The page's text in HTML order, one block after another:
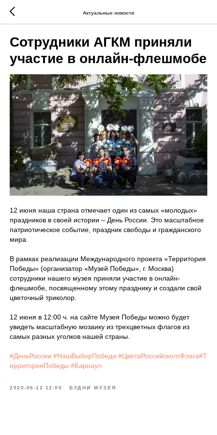
Актуальные новости
Сотрудники АГКМ приняли
участие в онлайн-флешмобе
12 июня наша страна отмечает один из самых «молодых»
праздников в своей истории – День России. Это масштабное
патриотическое событие, праздник свободы и гражданского
мира.
В рамках реализации Международного проекта «Территория
Победы» (организатор «Музей Победы», г. Москва)
сотрудники нашего музея приняли участие в онлайн-
флешмобе, посвященному этому празднику и создали свой
цветочный триколор.
12 июня в 12:00 ч. на сайте Музея Победы можно будет
увидеть масштабную мозаику из трехцветных флагов из
самых разных уголков нашей страны.
#ДеньРоссии #НашВыборПобеда #ЦветаРоссийскогоФлага#Т
ерриторияПобеды #Барнаул
2020-06-12 12:00 БУДНИ МУЗЕЯ